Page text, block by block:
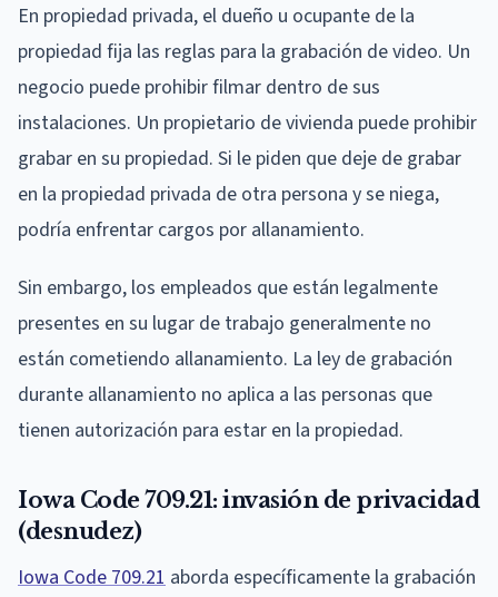
En propiedad privada, el dueño u ocupante de la
propiedad fija las reglas para la grabación de video. Un
negocio puede prohibir filmar dentro de sus
instalaciones. Un propietario de vivienda puede prohibir
grabar en su propiedad. Si le piden que deje de grabar
en la propiedad privada de otra persona y se niega,
podría enfrentar cargos por allanamiento.
Sin embargo, los empleados que están legalmente
presentes en su lugar de trabajo generalmente no
están cometiendo allanamiento. La ley de grabación
durante allanamiento no aplica a las personas que
tienen autorización para estar en la propiedad.
Iowa Code 709.21: invasión de privacidad
(desnudez)
Iowa Code 709.21 aborda específicamente la grabación